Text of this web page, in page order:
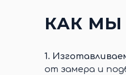
КАК МЫ
1.
от замера и